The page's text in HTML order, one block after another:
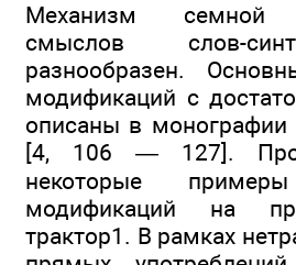
Механизм семной
смыслов слов-
разнообразен.
модификаций с
описаны в
[4, 106 — 127].
некоторые
модификаций на
трактор1. В рамках